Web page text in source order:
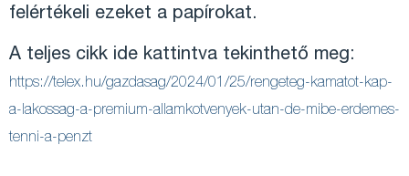
felértékeli ezeket a papírokat.
A teljes cikk ide kattintva tekinthető meg:
https://telex.hu/gazdasag/2024/01/25/rengeteg-kamatot-kap-
a-lakossag-a-premium-allamkotvenyek-utan-de-mibe-erdemes-
tenni-a-penzt